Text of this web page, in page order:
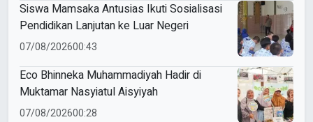
Siswa Mamsaka Antusias Ikuti Sosialisasi
Pendidikan Lanjutan ke Luar Negeri
07/08/202600:43
Eco Bhinneka Muhammadiyah Hadir di
Muktamar Nasyiatul Aisyiyah
07/08/202600:28